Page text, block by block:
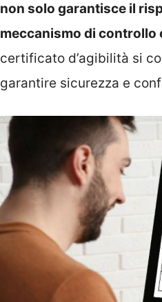
non solo garantisce il
meccanismo di
certificato d’agibilità si
garantire sicurezza e